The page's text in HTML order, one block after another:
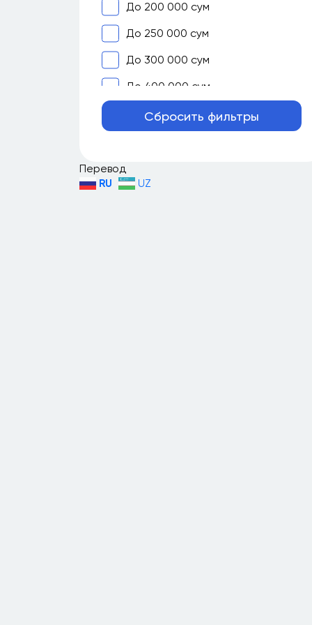
До 200 000 сум
До 250 000 сум
До 300 000 сум
До 400 000 сум
До 500 000 сум
До 1 500 000 сум
Сбросить фильтры
Перевод
RU UZ